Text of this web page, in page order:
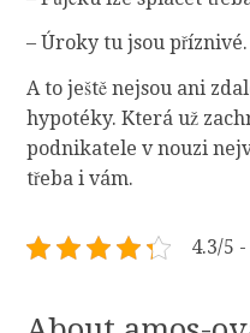
– Úroky tu jsou příznivé.
A to ještě nejsou ani
hypotéky. Která už
podnikatele v nouzi
třeba i vám.
4.3/5